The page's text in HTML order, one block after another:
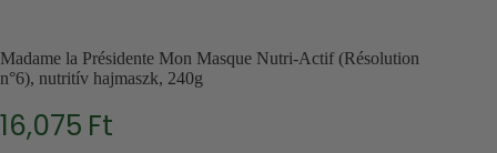
Madame la Présidente Mon Masque Nutri-Actif (Résolution
n°6), nutritív hajmaszk, 240g
16,075 Ft